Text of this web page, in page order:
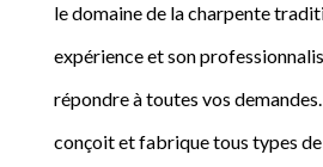
le domaine de la charpente
expérience et son
répondre à toutes vos
conçoit et fabrique tous types